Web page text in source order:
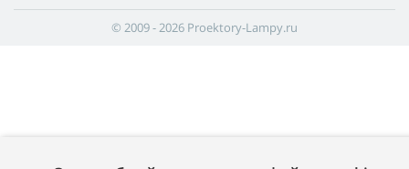
© 2009 - 2026 Proektory-Lampy.ru